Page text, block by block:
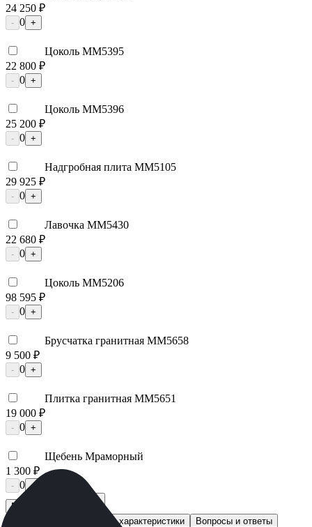
24 250 ₽
- 0 +
Цоколь ММ5395
22 800 ₽
- 0 +
Цоколь ММ5396
25 200 ₽
- 0 +
Надгробная плита ММ5105
29 925 ₽
- 0 +
Лавочка ММ5430
22 680 ₽
- 0 +
Цоколь ММ5206
98 595 ₽
- 0 +
Брусчатка гранитная ММ5658
9 500 ₽
- 0 +
Плитка гранитная ММ5651
19 000 ₽
- 0 +
Щебень Мраморный
1 300 ₽
- 0 +
Быстрый заказ
Технические характеристики
Вопросы и ответы